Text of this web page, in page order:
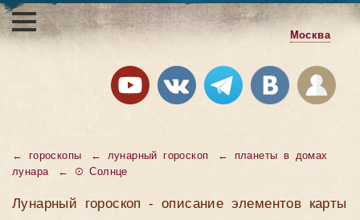
Москва
← гороскопы ← лунарный гороскоп
← планеты в домах
лунара
← ☉ Солнце
Лунарный гороскоп - описание элементов карты